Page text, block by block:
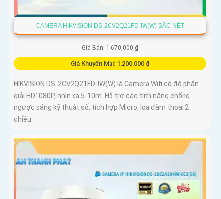
CAMERA HIKVISION DS-2CV2Q21FD-IW(W) SẮC NÉT
Giá Bán: 1,670,000 ₫
Giá Khuyến Mại: 1,200,000 ₫
HIKVISION DS-2CV2Q21FD-IW(W) là Camera Wifi có độ phân
giải HD1080P, nhìn xa 5-10m. Hỗ trợ các tính năng chống
ngược sáng kỹ thuật số, tích hợp Micro, loa đàm thoại 2
chiều